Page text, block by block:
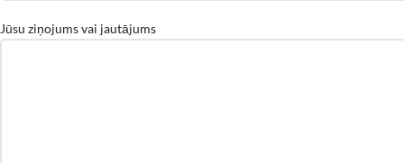
Jūsu ziņojums vai jautājums